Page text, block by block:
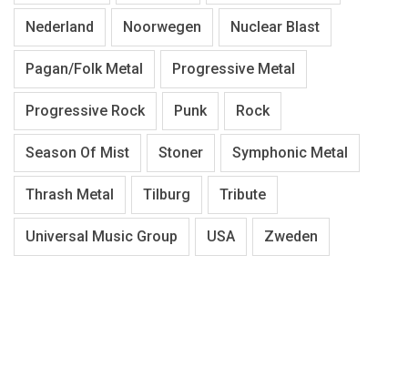
Nederland Noorwegen Nuclear Blast
Pagan/Folk Metal Progressive Metal
Progressive Rock Punk Rock
Season Of Mist Stoner Symphonic Metal
Thrash Metal Tilburg Tribute
Universal Music Group USA Zweden